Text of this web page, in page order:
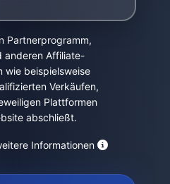
Partnerprogramm,
anderen Affiliate-
wie beispielsweise
Verkäufen,
Plattformen
abschließt.
Informationen